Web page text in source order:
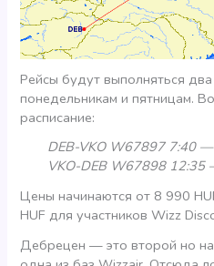
Рейсы будут выполняться
понедельникам и пятницам.
расписание:
DEB-VKO W67897 7:40
VKO-DEB W67898
Цены начинаются от 8 990
HUF для участников Wizz
Дебрецен — это второй но